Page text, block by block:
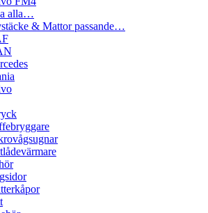
alla…
& Mattor passande…